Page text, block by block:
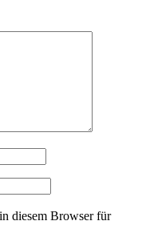
diesem Browser für